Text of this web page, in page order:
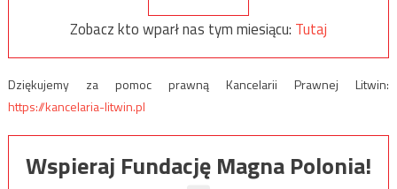
Zobacz kto wparł nas tym miesiącu: Tutaj
Dziękujemy za pomoc prawną Kancelarii Prawnej Litwin:
https://kancelaria-litwin.pl
Wspieraj Fundację Magna Polonia!